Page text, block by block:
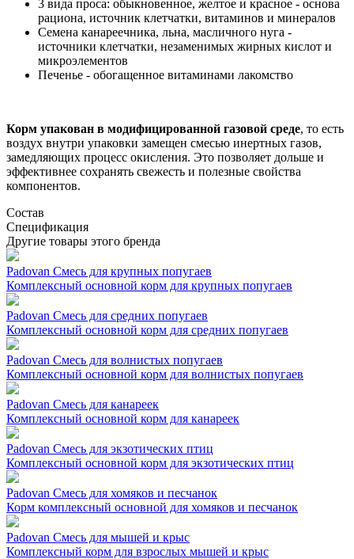
3 вида проса: обыкновенное, желтое и красное - основа
рациона, источник клетчатки, витаминов и минералов
Семена канареечника, льна, масличного нуга -
источники клетчатки, незаменимых жирных кислот и
микроэлементов
Печенье - обогащенное витаминами лакомство
Корм упакован в модифицированной газовой среде, то есть
воздух внутри упаковки замещен смесью инертных газов,
замедляющих процесс окисления. Это позволяет дольше и
эффективнее сохранять свежесть и полезные свойства
компонентов.
Состав
Спецификация
Другие товары этого бренда
Padovan Смесь для крупных попугаев
Комплексный основной корм для крупных попугаев
Padovan Смесь для средних попугаев
Комплексный основной корм для средних попугаев
Padovan Смесь для волнистых попугаев
Комплексный основной корм для волнистых попугаев
Padovan Смесь для канареек
Комплексный основной корм для канареек
Padovan Смесь для экзотических птиц
Комплексный основной корм для экзотических птиц
Padovan Смесь для хомяков и песчанок
Корм комплексный основной для хомяков и песчанок
Padovan Смесь для мышей и крыс
Комплексный корм для взрослых мышей и крыс